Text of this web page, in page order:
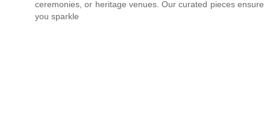
ceremonies, or heritage venues. Our curated pieces ensure
you sparkle